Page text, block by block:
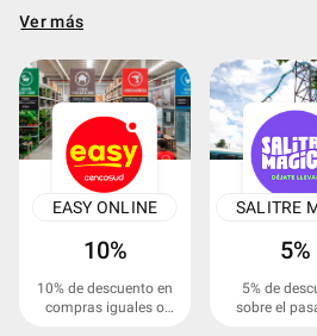
Ver más
EASY ONLINE
10%
10% de descuento en
compras iguales o
5%
5% de
sobre el